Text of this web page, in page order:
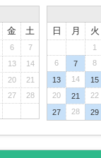
金 土
6
7
13
14
20
21
27
28
日 月 火
1
6
7 8
13
14 15
20
21 22
27
28 29